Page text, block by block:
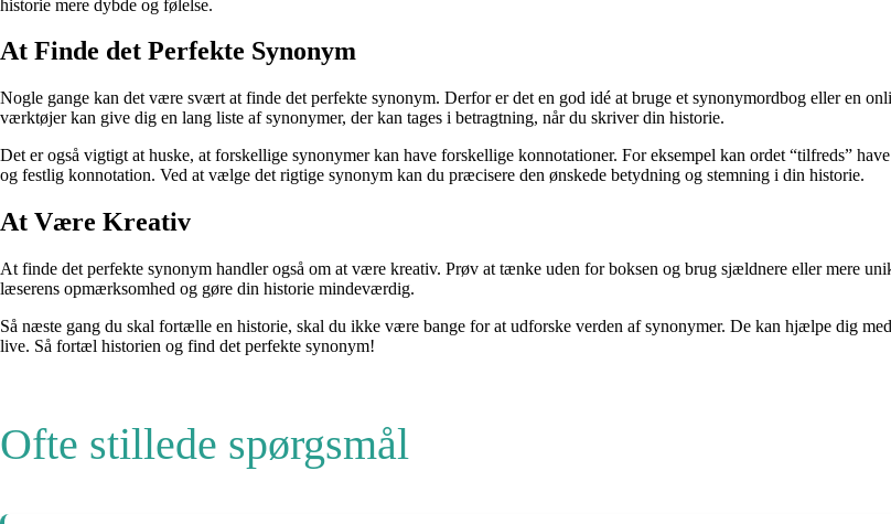
historie mere dybde og følelse.
At Finde det Perfekte Synonym
Nogle gange kan det være svært at finde det perfekte synonym. Derfor er det en god idé at bruge et synonymordbog eller en
værktøjer kan give dig en lang liste af synonymer, der kan tages i betragtning, når du skriver din historie.
Det er også vigtigt at huske, at forskellige synonymer kan have forskellige konnotationer. For eksempel kan ordet “tilfreds”
og festlig konnotation. Ved at vælge det rigtige synonym kan du præcisere den ønskede betydning og stemning i din historie.
At Være Kreativ
At finde det perfekte synonym handler også om at være kreativ. Prøv at tænke uden for boksen og brug sjældnere eller mere
læserens opmærksomhed og gøre din historie mindeværdig.
Så næste gang du skal fortælle en historie, skal du ikke være bange for at udforske verden af synonymer. De kan hjælpe dig
live. Så fortæl historien og find det perfekte synonym!
Ofte stillede spørgsmål